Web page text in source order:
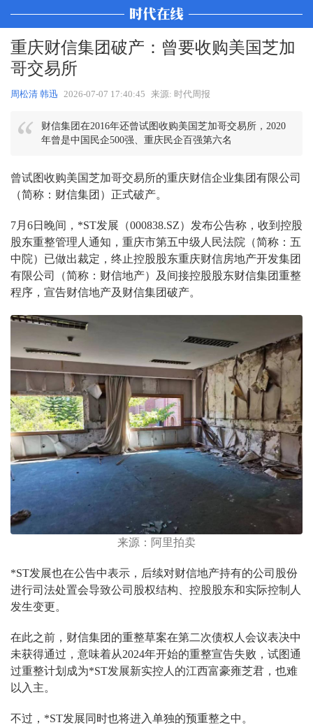
重庆财信集团破产：曾要收购美国芝加
哥交易所
周松清 韩迅 2026-07-07 17:40:45 来源: 时代周报
财信集团在2016年还曾试图收购美国芝加哥交易所，2020
年曾是中国民企500强、重庆民企百强第六名
曾试图收购美国芝加哥交易所的重庆财信企业集团有限公司
（简称：财信集团）正式破产。
7月6日晚间，*ST发展（000838.SZ）发布公告称，收到控股
股东重整管理人通知，重庆市第五中级人民法院（简称：五
中院）已做出裁定，终止控股股东重庆财信房地产开发集团
有限公司（简称：财信地产）及间接控股股东财信集团重整
程序，宣告财信地产及财信集团破产。
来源：阿里拍卖
*ST发展也在公告中表示，后续对财信地产持有的公司股份
进行司法处置会导致公司股权结构、控股股东和实际控制人
发生变更。
在此之前，财信集团的重整草案在第二次债权人会议表决中
未获得通过，意味着从2024年开始的重整宣告失败，试图通
过重整计划成为*ST发展新实控人的江西富豪雍芝君，也难
以入主。
不过，*ST发展同时也将进入单独的预重整之中。